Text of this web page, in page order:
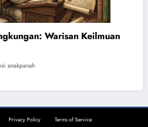
Warisan Keilmuan
anakpanah
Privacy Policy Terms of Service